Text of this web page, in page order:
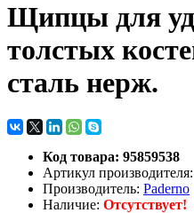
Щипцы для
толстых
сталь нерж.
Код товара: 95859538
Артикул
Производитель: Paderno
Наличие: Отсутствует!